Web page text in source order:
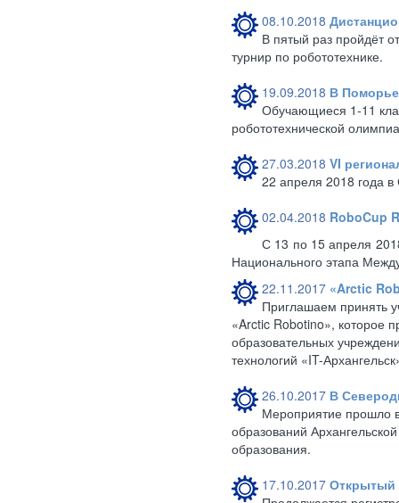
08.10.2018
В пятый раз пройдёт
турнир по робототехнике.
19.09.2018 В Поморье
Обучающиеся 1-11
робототехнической
27.03.2018 VI
22 апреля 2018 года в
02.04.2018 RoboCup
С 13 по 15 апреля
Национального этапа
22.11.2017 «Arctic
Приглашаем принять
«Arctic Robotino», которое
образовательных
технологий «IT-
26.10.2017 В
Мероприятие прошло
образований
образования.
17.10.2017 Открытый